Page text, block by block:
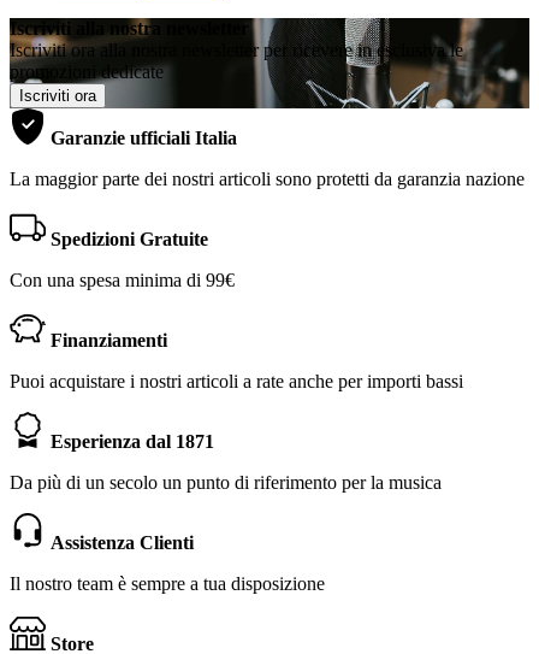
Iscriviti alla nostra newsletter
Iscriviti ora alla nostra newsletter per ricevere in esclusiva le
promozioni dedicate
Iscriviti ora
Garanzie ufficiali Italia
La maggior parte dei nostri articoli sono protetti da garanzia nazione
Spedizioni Gratuite
Con una spesa minima di 99€
Finanziamenti
Puoi acquistare i nostri articoli a rate anche per importi bassi
Esperienza dal 1871
Da più di un secolo un punto di riferimento per la musica
Assistenza Clienti
Il nostro team è sempre a tua disposizione
Store